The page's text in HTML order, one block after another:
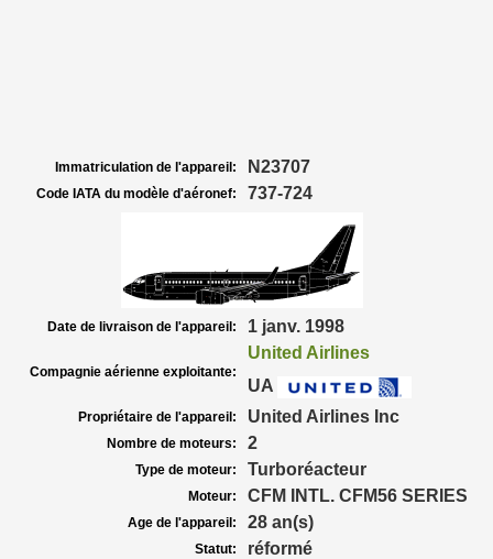
Immatriculation de l'appareil: N23707
Code IATA du modèle d'aéronef: 737-724
Date de livraison de l'appareil: 1 janv. 1998
Compagnie aérienne exploitante:
United Airlines
UA
Propriétaire de l'appareil: United Airlines Inc
Nombre de moteurs: 2
Type de moteur: Turboréacteur
Moteur: CFM INTL. CFM56 SERIES
Age de l'appareil: 28 an(s)
Statut: réformé